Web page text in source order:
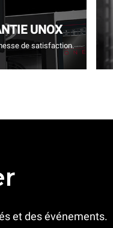
UNOX
de satisfaction.
et des événements.